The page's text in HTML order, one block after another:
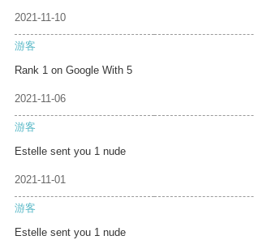
2021-11-10
游客
Rank 1 on Google With 5
2021-11-06
游客
Estelle sent you 1 nude
2021-11-01
游客
Estelle sent you 1 nude